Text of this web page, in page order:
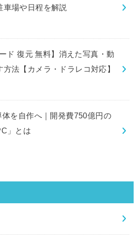
車場や日程を解説
ド 復元 無料】消えた写真・動
法【カメラ・ドラレコ対応】
を自作へ｜開発費750億円の
」とは